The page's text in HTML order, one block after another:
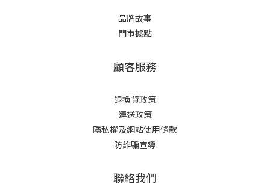
品牌故事
門市據點
顧客服務
退換貨政策
運送政策
隱私權及網站使用條款
防詐騙宣導
聯絡我們